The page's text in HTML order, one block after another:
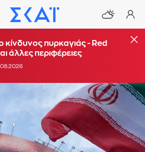
πυρκαγιάς - Red
άλλες περιφέρειες